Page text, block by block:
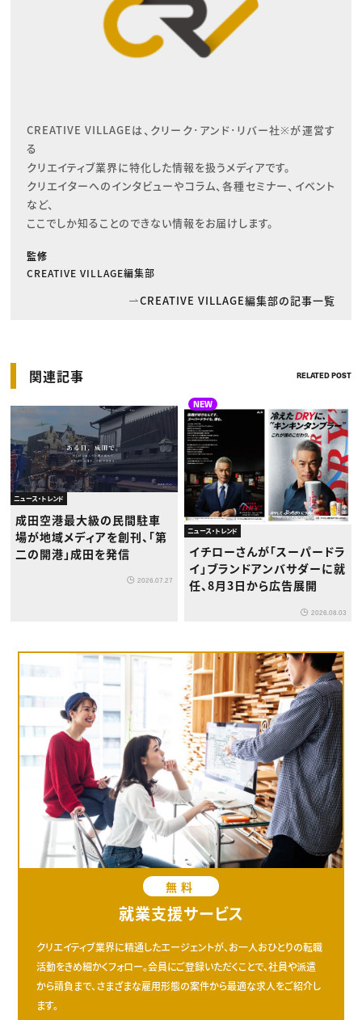
CREATIVE VILLAGEは、クリーク･アンド･リバー社※が運営す
る
クリエイティブ業界に特化した情報を扱うメディアです。
クリエイターへのインタビューやコラム、各種セミナー、イベント
など、
ここでしか知ることのできない情報をお届けします。
監修
CREATIVE VILLAGE編集部
CREATIVE VILLAGE編集部の記事一覧
関連記事 RELATED POST
ニュース・トレンド
成田空港最大級の民間駐車
場が地域メディアを創刊、「第
二の開港」成田を発信
2026.07.27
NEW
ニュース・トレンド
イチローさんが「スーパードラ
イ」ブランドアンバサダーに就
任、8月3日から広告展開
2026.08.03
無料
就業支援サービス
クリエイティブ業界に精通したエージェントが、お一人おひとりの転職
活動をきめ細かくフォロー。会員にご登録いただくことで、社員や派遣
から請負まで、さまざまな雇用形態の案件から最適な求人をご紹介し
ます。